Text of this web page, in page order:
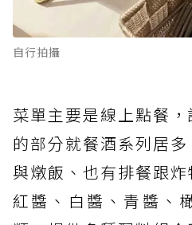
自行拍攝
菜單主要是線上點餐
的部分就餐酒系列居
與燉飯、也有排餐跟
紅醬、白醬、青醬、